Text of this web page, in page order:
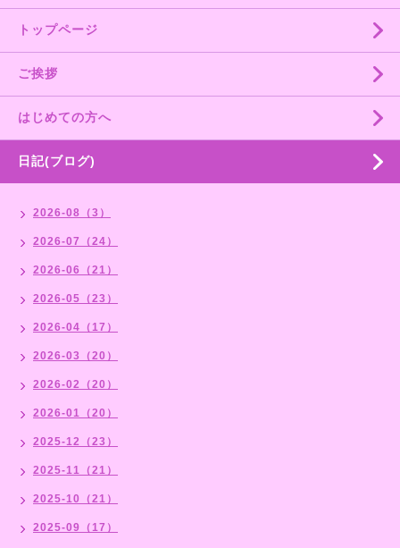
トップページ
ご挨拶
はじめての方へ
日記(ブログ)
2026-08（3）
2026-07（24）
2026-06（21）
2026-05（23）
2026-04（17）
2026-03（20）
2026-02（20）
2026-01（20）
2025-12（23）
2025-11（21）
2025-10（21）
2025-09（17）